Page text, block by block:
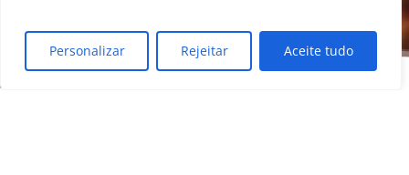
Personalizar Rejeitar Aceite tudo